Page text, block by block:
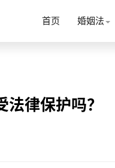
首页 婚姻法
律保护吗？